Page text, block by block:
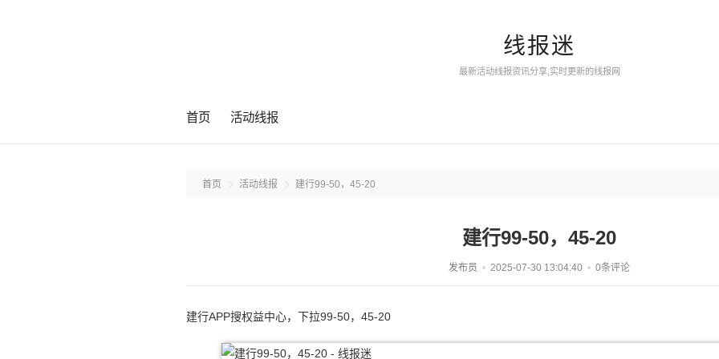
线报迷
最新活动线报资讯分享,实时更新的线报网
首页 活动线报
首页 活动线报 建行99-50，45-20
建行99-50，45-20
发布员 2025-07-30 13:04:40 0条评论
建行APP搜权益中心，下拉99-50，45-20